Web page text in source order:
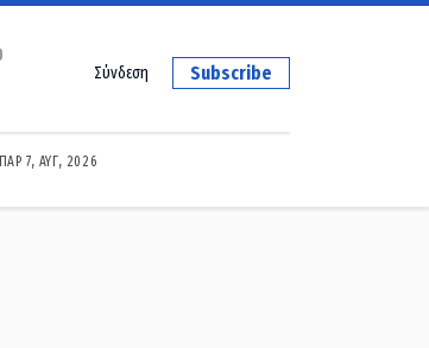
Subscribe
Σύνδεση
ΠΑΡ 7, ΑΥΓ, 2026